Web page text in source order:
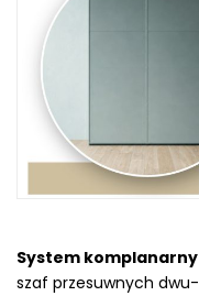
System
szaf przesuwnych